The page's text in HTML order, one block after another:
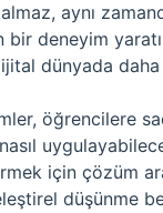
aynı
deneyim
dünyada daha
öğrencilere
için çözüm
düşünme